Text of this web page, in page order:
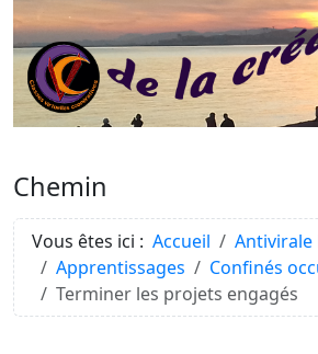
Chemin
Vous êtes ici : Accueil
Antivirale
Apprentissages
Confinés
Terminer les projets engagés